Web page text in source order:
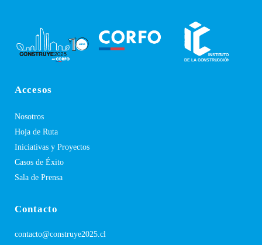
Accesos
Nosotros
Hoja de Ruta
Iniciativas y Proyectos
Casos de Éxito
Sala de Prensa
Contacto
contacto@construye2025.cl